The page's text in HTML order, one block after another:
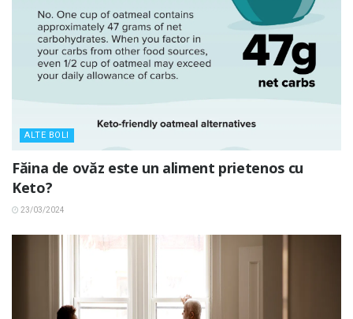
ALTE BOLI
Făina de ovăz este un aliment prietenos cu
Keto?
23/03/2024